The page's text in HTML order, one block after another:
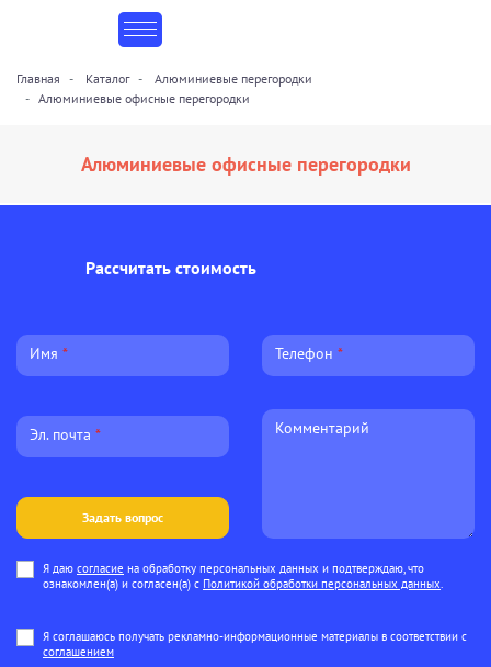
Главная Каталог
Алюминиевые перегородки
Алюминиевые офисные перегородки
Алюминиевые офисные перегородки
Рассчитать стоимость
Имя Телефон
Эл. почта Комментарий
Я даю согласие на обработку персональных данных и подтверждаю, что
ознакомлен(а) и согласен(а) с Политикой обработки персональных данных.
Я соглашаюсь получать рекламно-информационные материалы в соответствии с
соглашением